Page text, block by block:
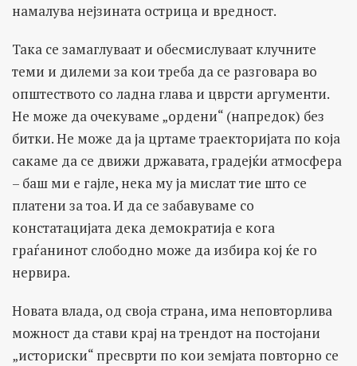
намалува нејзината острица и вредност.
Така се замаглуваат и обесмислуваат клучните
теми и дилеми за кои треба да се разговара во
општеството со ладна глава и цврсти аргументи.
Не може да очекуваме „ордени“ (напредок) без
битки. Не може да ја цртаме траекторијата по која
сакаме да се движи државата, градејќи атмосфера
– баш ми е гајле, нека му ја мислат тие што се
платени за тоа. И да се забавуваме со
констатацијата дека демократија е кога
граѓанинот слободно може да избира кој ќе го
нервира.
Новата влада, од своја страна, има неповторлива
можност да стави крај на трендот на постојани
„историски“ пресврти по кои земјата повторно се